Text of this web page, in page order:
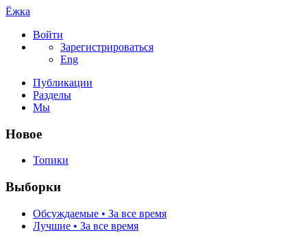
Ёжка
Войти
Зарегистрироваться
Eng
Публикации
Разделы
Мы
Новое
Топики
Выборки
Обсуждаемые • За все время
Лучшие • За все время